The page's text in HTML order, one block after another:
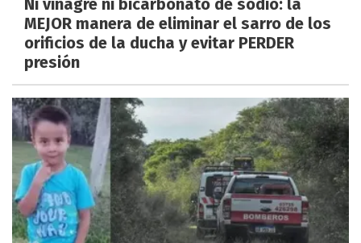
Ni vinagre ni bicarbonato de sodio: la
MEJOR manera de eliminar el sarro de los
orificios de la ducha y evitar PERDER
presión